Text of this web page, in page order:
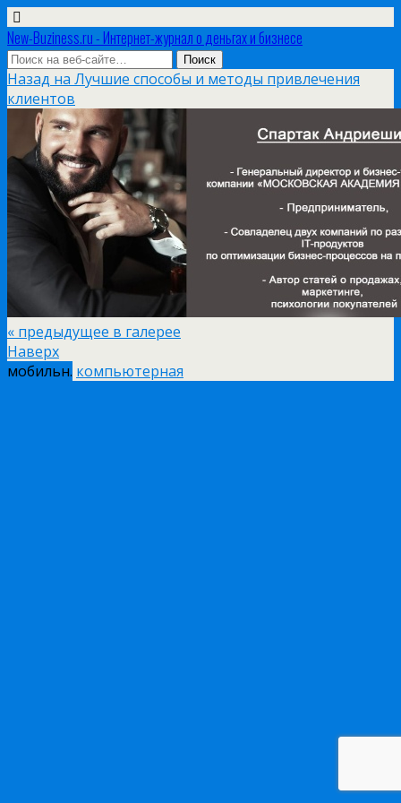
New-Buziness.ru - Интернет-журнал о деньгах и бизнесе
Назад на Лучшие способы и методы привлечения
клиентов
« предыдущее в галерее
Наверх
мобильн. компьютерная